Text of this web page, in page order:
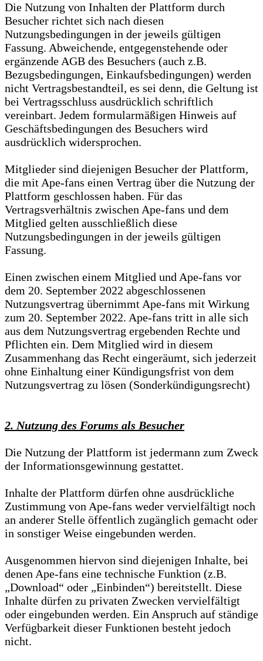
Die Nutzung von Inhalten der Plattform durch
Besucher richtet sich nach diesen
Nutzungsbedingungen in der jeweils gültigen
Fassung. Abweichende, entgegenstehende oder
ergänzende AGB des Besuchers (auch z.B.
Bezugsbedingungen, Einkaufsbedingungen) werden
nicht Vertragsbestandteil, es sei denn, die Geltung ist
bei Vertragsschluss ausdrücklich schriftlich
vereinbart. Jedem formularmäßigen Hinweis auf
Geschäftsbedingungen des Besuchers wird
ausdrücklich widersprochen.
Mitglieder sind diejenigen Besucher der Plattform,
die mit Ape-fans einen Vertrag über die Nutzung der
Plattform geschlossen haben. Für das
Vertragsverhältnis zwischen Ape-fans und dem
Mitglied gelten ausschließlich diese
Nutzungsbedingungen in der jeweils gültigen
Fassung.
Einen zwischen einem Mitglied und Ape-fans vor
dem 20. September 2022 abgeschlossenen
Nutzungsvertrag übernimmt Ape-fans mit Wirkung
zum 20. September 2022. Ape-fans tritt in alle sich
aus dem Nutzungsvertrag ergebenden Rechte und
Pflichten ein. Dem Mitglied wird in diesem
Zusammenhang das Recht eingeräumt, sich jederzeit
ohne Einhaltung einer Kündigungsfrist von dem
Nutzungsvertrag zu lösen (Sonderkündigungsrecht)
2. Nutzung des Forums als Besucher
Die Nutzung der Plattform ist jedermann zum Zweck
der Informationsgewinnung gestattet.
Inhalte der Plattform dürfen ohne ausdrückliche
Zustimmung von Ape-fans weder vervielfältigt noch
an anderer Stelle öffentlich zugänglich gemacht oder
in sonstiger Weise eingebunden werden.
Ausgenommen hiervon sind diejenigen Inhalte, bei
denen Ape-fans eine technische Funktion (z.B.
„Download“ oder „Einbinden“) bereitstellt. Diese
Inhalte dürfen zu privaten Zwecken vervielfältigt
oder eingebunden werden. Ein Anspruch auf ständige
Verfügbarkeit dieser Funktionen besteht jedoch
nicht.